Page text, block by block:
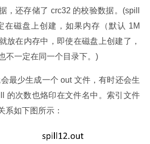
，还存储了 crc32 的校验数据。(spill
在磁盘上创建，如果内存（默认 1M
放在内存中，即使在磁盘上创建了，
不一定在同一个目录下。)
最少生成一个 out 文件，有时还会生
的次数也烙印在文件名中。索引文件
系如下图所示：